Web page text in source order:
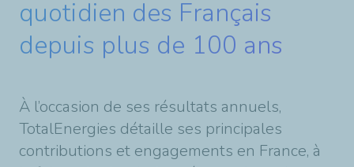
quotidien des Français
depuis plus de 100 ans
À l’occasion de ses résultats annuels,
TotalEnergies détaille ses principales
contributions et engagements en France, à